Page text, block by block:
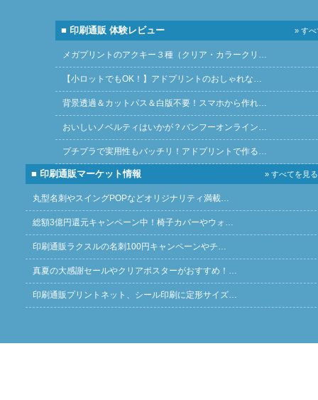
■ 印刷通販 体験レビュー » す
メガプリントのアクキー３種（クリア・カラークリ…
【小ロットでもOK！】アドプリントのおしゃれな…
背景透過＆カットパス＆白版不要！スマホから作れ…
おいしいノベルティはいかが？バンフーオンライン…
プチプラで実用性もバッチリ！アドプリントで作る…
■ 印刷通販マーケット情報 » すべてを見る
丸型名刺やスイングPOPなどオリジナリティ満載…
総額3億円還元キャンペーン中！椅子カバーやウォ…
印刷通販ラクスルの名刺100円キャンペーンやチ…
真夏の大感謝セールやクリアポスターがおすすめ！…
印刷通販プリントネット、シール印刷に定形サイズ…